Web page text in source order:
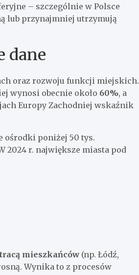
– szczególnie w Polsce
lub przynajmniej utrzymują
dane
oraz rozwoju funkcji miejskich.
wynosi obecnie około 60%, a
Europy Zachodniej wskaźnik
ośrodki poniżej 50 tys.
2024 r. największe miasta pod
mieszkańców (np. Łódź,
Wynika to z procesów